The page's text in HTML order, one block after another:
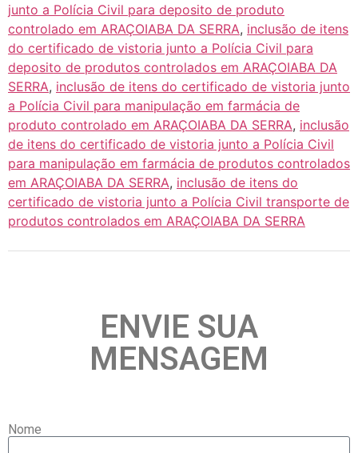
junto a Polícia Civil para deposito de produto
controlado em ARAÇOIABA DA SERRA, inclusão de itens
do certificado de vistoria junto a Polícia Civil para
deposito de produtos controlados em ARAÇOIABA DA
SERRA, inclusão de itens do certificado de vistoria junto
a Polícia Civil para manipulação em farmácia de
produto controlado em ARAÇOIABA DA SERRA, inclusão
de itens do certificado de vistoria junto a Polícia Civil
para manipulação em farmácia de produtos controlados
em ARAÇOIABA DA SERRA, inclusão de itens do
certificado de vistoria junto a Polícia Civil transporte de
produtos controlados em ARAÇOIABA DA SERRA
ENVIE SUA
MENSAGEM
Nome